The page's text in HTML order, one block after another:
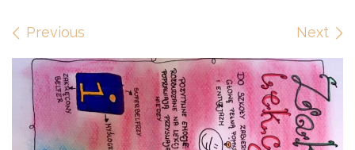
Images navigation
Previous Next